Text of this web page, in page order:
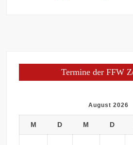
Termine der FFW
August 2026
M D M D